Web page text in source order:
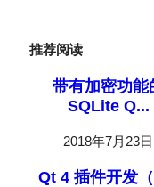
推荐阅读
带有加密功能
SQLite Q...
2018年7月23日
Qt 4 插件开发（